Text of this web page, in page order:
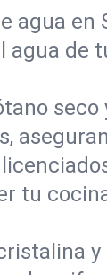
agua en
de
tu